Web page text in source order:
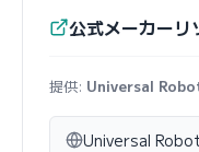
公式メーカーリ
提供: Universal
Universal